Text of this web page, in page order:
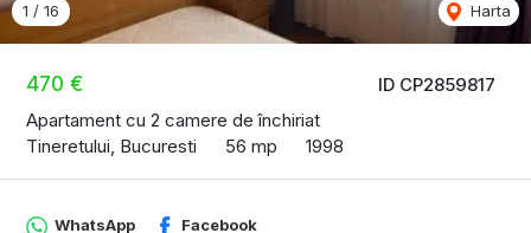
ID CP2859817
470 €
Apartament cu 2 camere de închiriat
Tineretului, Bucuresti
56 mp 1998
1 / 16 Harta
WhatsApp Facebook